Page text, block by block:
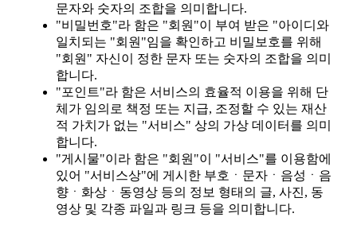
문자와 숫자의 조합을 의미합니다.
"비밀번호"라 함은 "회원"이 부여 받은 "아이디와
일치되는 "회원"임을 확인하고 비밀보호를 위해
"회원" 자신이 정한 문자 또는 숫자의 조합을 의미
합니다.
"포인트"라 함은 서비스의 효율적 이용을 위해 단
체가 임의로 책정 또는 지급, 조정할 수 있는 재산
적 가치가 없는 "서비스" 상의 가상 데이터를 의미
합니다.
"게시물"이라 함은 "회원"이 "서비스"를 이용함에
있어 "서비스상"에 게시한 부호ㆍ문자ㆍ음성ㆍ음
향ㆍ화상ㆍ동영상 등의 정보 형태의 글, 사진, 동
영상 및 각종 파일과 링크 등을 의미합니다.